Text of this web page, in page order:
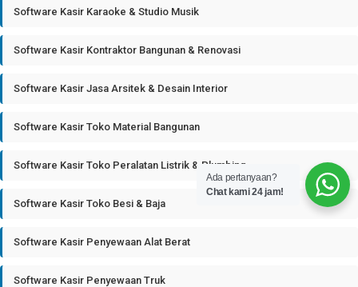
Software Kasir Karaoke & Studio Musik
Software Kasir Kontraktor Bangunan & Renovasi
Software Kasir Jasa Arsitek & Desain Interior
Software Kasir Toko Material Bangunan
Software Kasir Toko Peralatan Listrik & Plumbing
Software Kasir Toko Besi & Baja
Software Kasir Penyewaan Alat Berat
Software Kasir Penyewaan Truk
Ada pertanyaan?
Chat kami 24 jam!